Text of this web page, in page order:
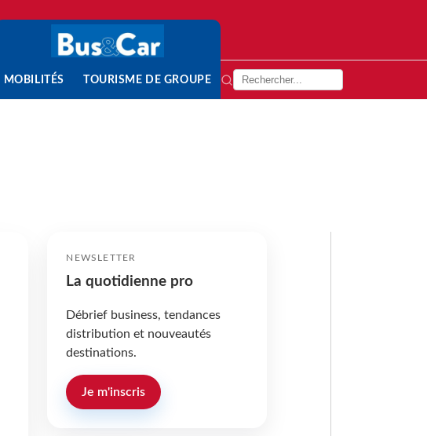
MOBILITÉS TOURISME DE GROUPE
NEWSLETTER
La quotidienne pro
Débrief business, tendances
distribution et nouveautés
destinations.
Je m'inscris